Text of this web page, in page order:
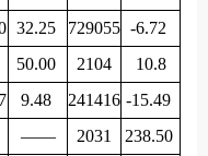
32.25 729055 -6.72
50.00 2104 10.8
9.48 241416 -15.49
—— 2031 238.50